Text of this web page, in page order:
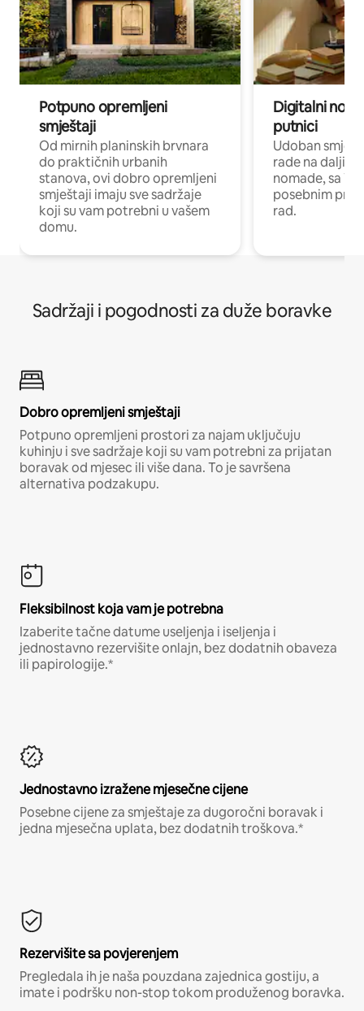
Potpuno opremljeni
smještaji
Od mirnih planinskih brvnara
do praktičnih urbanih
stanova, ovi dobro opremljeni
smještaji imaju sve sadržaje
koji su vam potrebni u vašem
domu.
Digitalni
putnici
Udoban
rade na
nomade, sa
posebnim
rad.
Sadržaji i pogodnosti za duže boravke
Dobro opremljeni smještaji
Potpuno opremljeni prostori za najam uključuju
kuhinju i sve sadržaje koji su vam potrebni za prijatan
boravak od mjesec ili više dana. To je savršena
alternativa podzakupu.
Fleksibilnost koja vam je potrebna
Izaberite tačne datume useljenja i iseljenja i
jednostavno rezervišite onlajn, bez dodatnih obaveza
ili papirologije.*
Jednostavno izražene mjesečne cijene
Posebne cijene za smještaje za dugoročni boravak i
jedna mjesečna uplata, bez dodatnih troškova.*
Rezervišite sa povjerenjem
Pregledala ih je naša pouzdana zajednica gostiju, a
imate i podršku non-stop tokom produženog boravka.